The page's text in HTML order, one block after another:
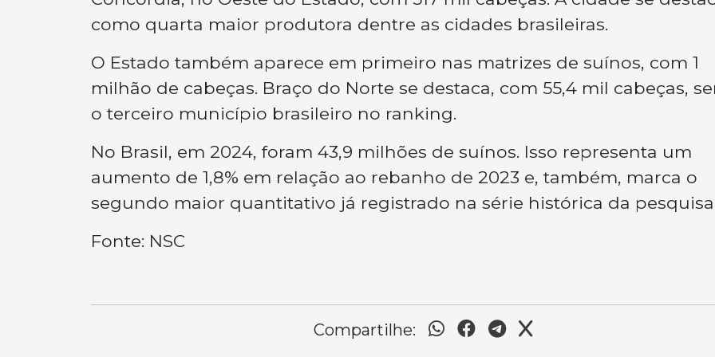
como quarta maior produtora dentre as cidades brasileiras.
O Estado também aparece em primeiro nas matrizes de suínos, com 1
milhão de cabeças. Braço do Norte se destaca, com 55,4 mil cabeças,
o terceiro município brasileiro no ranking.
No Brasil, em 2024, foram 43,9 milhões de suínos. Isso representa um
aumento de 1,8% em relação ao rebanho de 2023 e, também, marca o
segundo maior quantitativo já registrado na série histórica da
Fonte: NSC
Compartilhe: